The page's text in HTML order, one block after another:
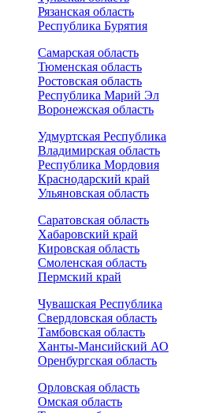
Рязанская область
Республика Бурятия
Самарская область
Тюменская область
Ростовская область
Республика Марий Эл
Воронежская область
Удмуртская Республика
Владимирская область
Республика Мордовия
Краснодарский край
Ульяновская область
Саратовская область
Хабаровский край
Кировская область
Смоленская область
Пермский край
Чувашская Республика
Свердловская область
Тамбовская область
Ханты-Мансийский АО
Оренбургская область
Орловская область
Омская область